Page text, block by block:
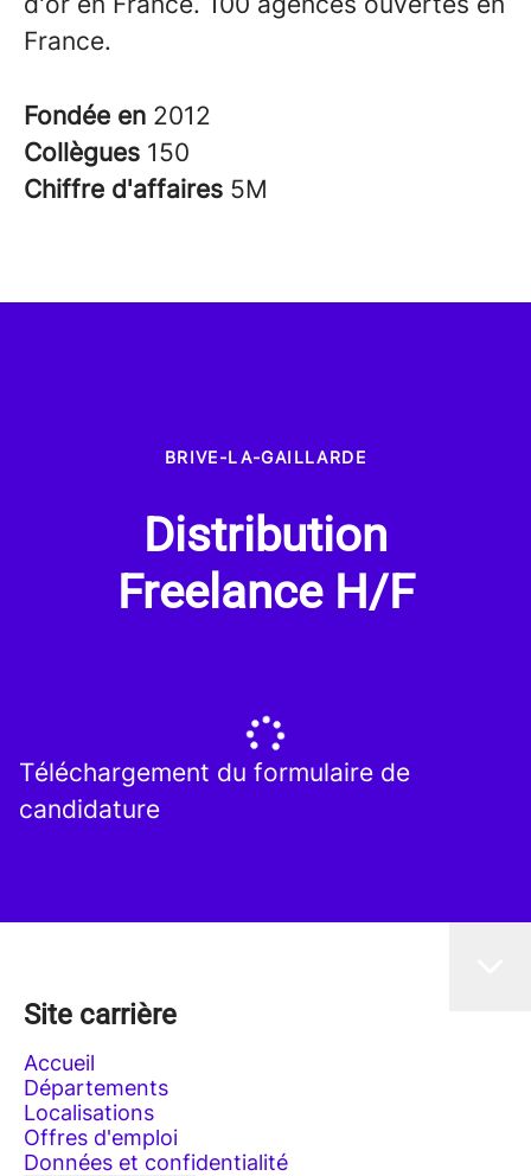
France.
Fondée en 2012
Collègues 150
Chiffre d'affaires 5M
BRIVE-LA-GAILLARDE
Distribution
Freelance H/F
Téléchargement du formulaire de
candidature
Site carrière
Accueil
Départements
Localisations
Offres d'emploi
Données et confidentialité